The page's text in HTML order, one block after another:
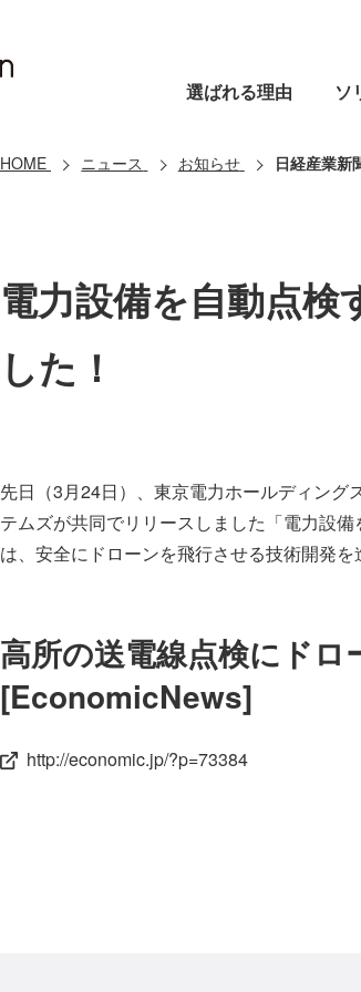
選ばれる理由 ソ
HOME ニュース お知らせ 日経産業新
電力設備を自動点
した！
先日（3月24日）、東京電力ホールディン
テムズが共同でリリースしました「電力設
は、安全にドローンを飛行させる技術開発
高所の送電線点検にドロ
[EconomicNews]
http://economic.jp/?p=73384